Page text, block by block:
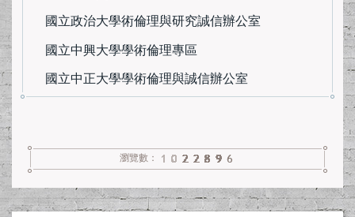
國立政治大學術倫理與研究誠信辦公室
國立中興大學學術倫理專區
國立中正大學學術倫理與誠信辦公室
瀏覽數：